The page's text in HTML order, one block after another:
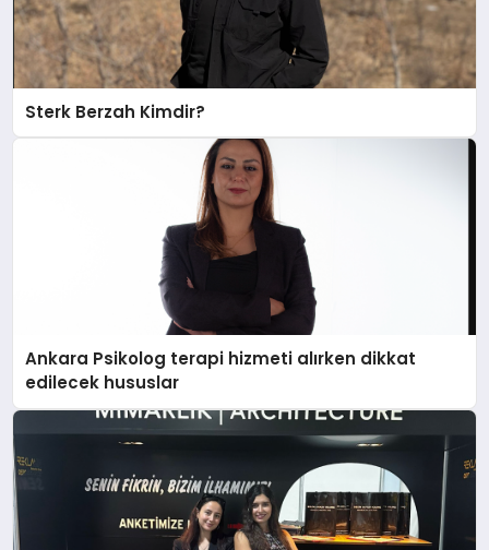
Sterk Berzah Kimdir?
Ankara Psikolog terapi hizmeti alırken dikkat
edilecek hususlar